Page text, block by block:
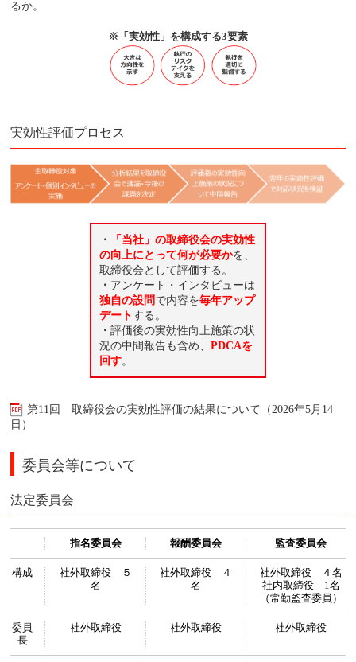
るか。
※「実効性」を構成する3要素
実効性評価プロセス
・
「当社」の取締役会の実効性
の向上にとって何が必要かを、
取締役会として評価する。
・ アンケート・インタビューは
独自の設問 で内容を毎年アップ
デートする。
・ 評価後の実効性向上施策の状
況の中間報告も含め、 PDCAを
回す。
第11回 取締役会の実効性評価の結果について（2026年5月14
日）
委員会等について
法定委員会
指名委員会 報酬委員会 監査委員会
構成
社外取締役 ５
名
社外取締役 ４
名
社外取締役 ４名
社内取締役 1名
（常勤監査委員）
委員
長
社外取締役 社外取締役 社外取締役